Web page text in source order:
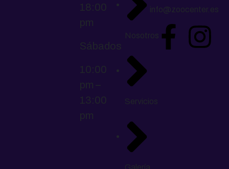
18:00
pm
Sábados
10:00
pm –
13:00
pm
Nosotros
Servicios
Galería
info@zoocenter.es